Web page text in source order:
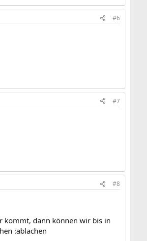
#6
#7
#8
kommt, dann können wir bis in
:ablachen